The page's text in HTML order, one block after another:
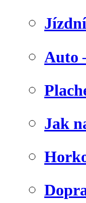
Auto
Jak